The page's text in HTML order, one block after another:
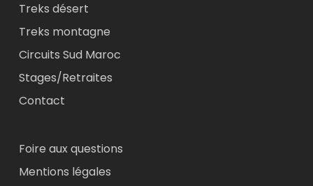
Treks désert
Treks montagne
Circuits Sud Maroc
Stages/Retraites
Contact
Foire aux questions
Mentions légales